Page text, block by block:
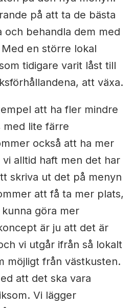
på att ta de bästa
och behandla dem med
en större lokal
tidigare varit låst till
att växa.
att ha fler mindre
med lite färre
också att ha mer
alltid haft men det har
skriva ut det på menyn
att få ta mer plats,
göra mer
är ju att det är
vi utgår ifrån så lokalt
möjligt från västkusten.
att det ska vara
Vi lägger